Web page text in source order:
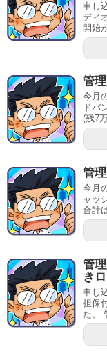
申し
ディ
開始
管
今月
ドバ
(残7
管
今月
ャッ
合計
管
き
申し
担保
た。